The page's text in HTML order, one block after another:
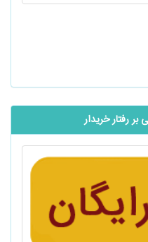
بر رفتار خریدار